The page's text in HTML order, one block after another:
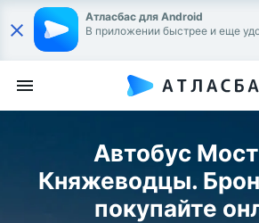
Атласбас для Android
В приложении быстрее и еще
Автобус
Княжеводцы.
покупайте